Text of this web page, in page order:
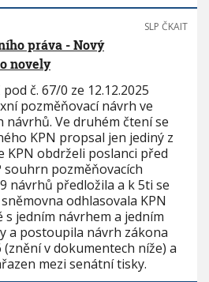
SLP ČKAIT
práva - Nový
novely
č. 67/0 ze 12.12.2025
pozměňovací návrh ve
návrhů. Ve druhém čtení se
KPN propsal jen jediný z
KPN obdrželi poslanci před
souhrn pozměňovacích
návrhů předložila a k 5ti se
odhlasovala KPN
s jedním návrhem a jedním
a postoupila návrh zákona
(znění v dokumentech níže) a
mezi senátní tisky.